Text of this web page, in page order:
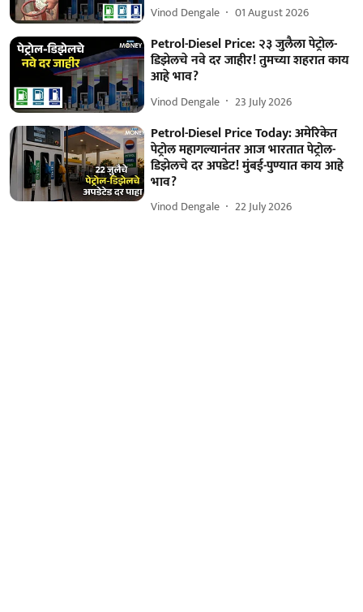
Vinod Dengale 01 August 2026
Petrol-Diesel Price: २३ जुलैला पेट्रोल-
डिझेलचे नवे दर जाहीर! तुमच्या शहरात काय
आहे भाव?
Vinod Dengale 23 July 2026
Petrol-Diesel Price Today: अमेरिकेत
पेट्रोल महागल्यानंतर आज भारतात पेट्रोल-
डिझेलचे दर अपडेट! मुंबई-पुण्यात काय आहे
भाव?
Vinod Dengale 22 July 2026